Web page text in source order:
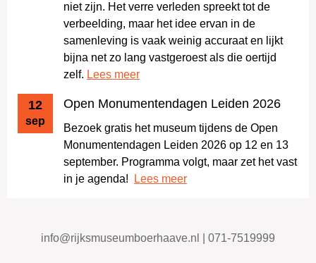
niet zijn. Het verre verleden spreekt tot de
verbeelding, maar het idee ervan in de
samenleving is vaak weinig accuraat en lijkt
bijna net zo lang vastgeroest als die oertijd
zelf. Lees meer
12
sep
Open Monumentendagen Leiden 2026
Bezoek gratis het museum tijdens de Open
Monumentendagen Leiden 2026 op 12 en 13
september. Programma volgt, maar zet het vast
in je agenda!
Lees meer
info@rijksmuseumboerhaave.nl | 071-7519999